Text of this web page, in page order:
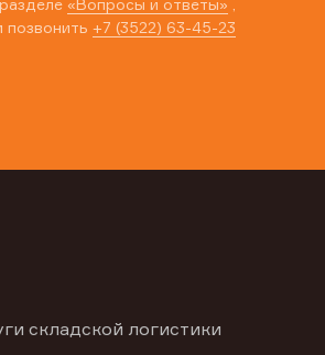
«Вопросы и ответы»
позвонить +7 (3522) 63-45-23
складской логистики